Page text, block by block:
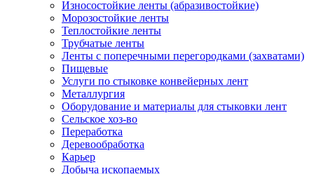
Износостойкие ленты (абразивостойкие)
Морозостойкие ленты
Теплостойкие ленты
Трубчатые ленты
Ленты с поперечными перегородками (захватами)
Пищевые
Услуги по стыковке конвейерных лент
Металлургия
Оборудование и материалы для стыковки лент
Сельское хоз-во
Переработка
Деревообработка
Карьер
Добыча ископаемых